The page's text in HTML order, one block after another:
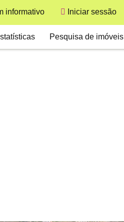
informativo Iniciar sessão
Pesquisa de imóveis